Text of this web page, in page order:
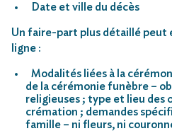
Date et ville du décès
Un faire-part plus détaillé peut
ligne :
Modalités liées à la
de la cérémonie funèbre –
religieuses ; type et lieu des
crémation ; demandes
famille – ni fleurs, ni